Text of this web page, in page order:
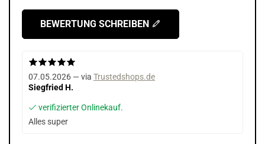
BEWERTUNG SCHREIBEN
07.05.2026 — via Trustedshops.de
Siegfried H.
verifizierter Onlinekauf.
Alles super